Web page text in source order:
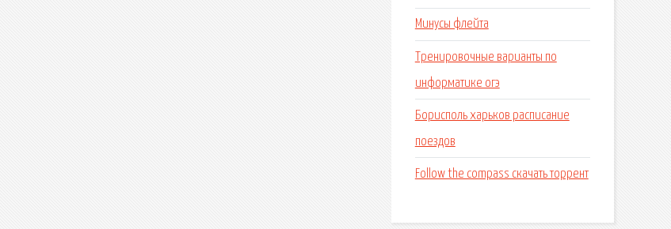
Минусы флейта
Тренировочные варианты по
информатике огэ
Борисполь харьков расписание
поездов
Follow the compass скачать торрент